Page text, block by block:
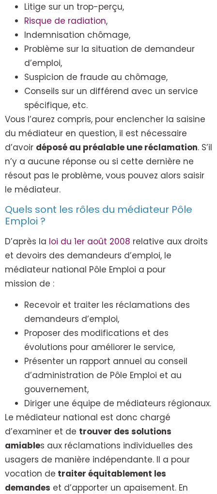
Litige sur un trop-perçu,
Risque de radiation,
Indemnisation chômage,
Problème sur la situation de demandeur
d’emploi,
Suspicion de fraude au chômage,
Conseils sur un différend avec un service
spécifique, etc.
Vous l’aurez compris, pour enclencher la saisine
du médiateur en question, il est nécessaire
d’avoir déposé au préalable une réclamation. S’il
n’y a aucune réponse ou si cette dernière ne
résout pas le problème, vous pouvez alors saisir
le médiateur.
Quels sont les rôles du médiateur Pôle
Emploi ?
D’après la loi du 1er août 2008 relative aux droits
et devoirs des demandeurs d’emploi, le
médiateur national Pôle Emploi a pour
mission de :
Recevoir et traiter les réclamations des
demandeurs d’emploi,
Proposer des modifications et des
évolutions pour améliorer le service,
Présenter un rapport annuel au conseil
d’administration de Pôle Emploi et au
gouvernement,
Diriger une équipe de médiateurs régionaux.
Le médiateur national est donc chargé
d’examiner et de trouver des solutions
amiables aux réclamations individuelles des
usagers de manière indépendante. Il a pour
vocation de traiter équitablement les
demandes et d’apporter un apaisement. En